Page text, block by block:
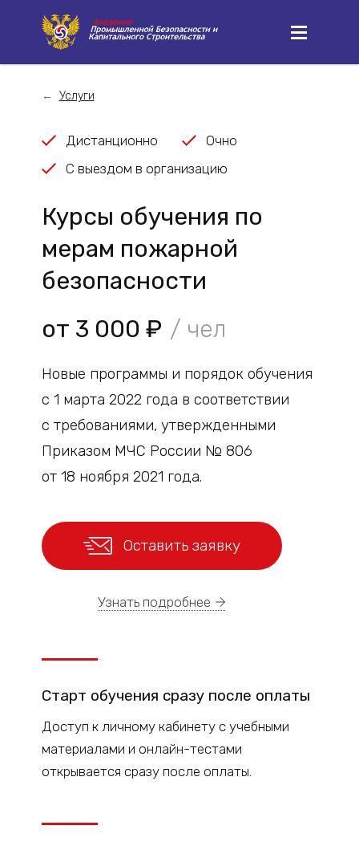
Услуги
Дистанционно
Очно
С выездом в организацию
Курсы обучения по
мерам пожарной
безопасности
от 3 000 ₽ / чел
Новые программы и порядок обучения
с 1 марта 2022 года в соответствии
с требованиями, утвержденными
Приказом МЧС России № 806
от 18 ноября 2021 года.
Оставить заявку
Узнать подробнее
Старт обучения сразу после оплаты
Доступ к личномукабинету с учебными
материалами и онлайн-тестами
открывается сразу после оплаты.